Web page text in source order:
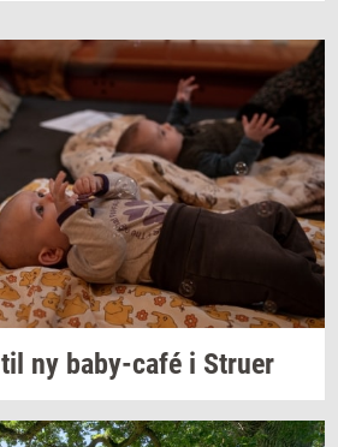
til ny baby-​café i Stru­er